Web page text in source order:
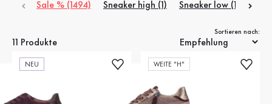
Sale % (1494) Sneaker high (1) Sneaker low (10)
11 Produkte
Sortieren nach:
NEU WEITE "H"